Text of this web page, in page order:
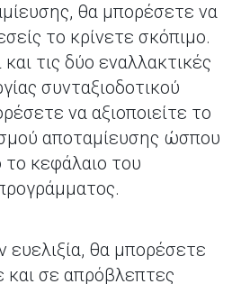
θα μπορέσετε να
το κρίνετε σκόπιμο.
τις δύο εναλλακτικές
συνταξιοδοτικού
να αξιοποιείτε το
αποταμίευσης ώσπου
το κεφάλαιο του
θα μπορέσετε
και σε απρόβλεπτες